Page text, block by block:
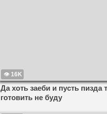
16K
Да хоть заеби и пусть пизда
готовить не буду